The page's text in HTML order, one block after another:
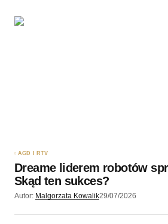
AGD I RTV
Dreame liderem robotów
Skąd ten sukces?
Autor: Malgorzata Kowalik29/07/2026